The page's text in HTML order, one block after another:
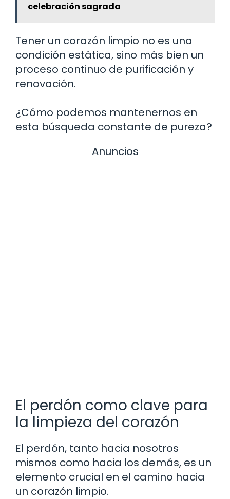
celebración sagrada
Tener un corazón limpio no es una
condición estática, sino más bien un
proceso continuo de purificación y
renovación.
¿Cómo podemos mantenernos en
esta búsqueda constante de pureza?
Anuncios
El perdón como clave para
la limpieza del corazón
El perdón, tanto hacia nosotros
mismos como hacia los demás, es un
elemento crucial en el camino hacia
un corazón limpio.